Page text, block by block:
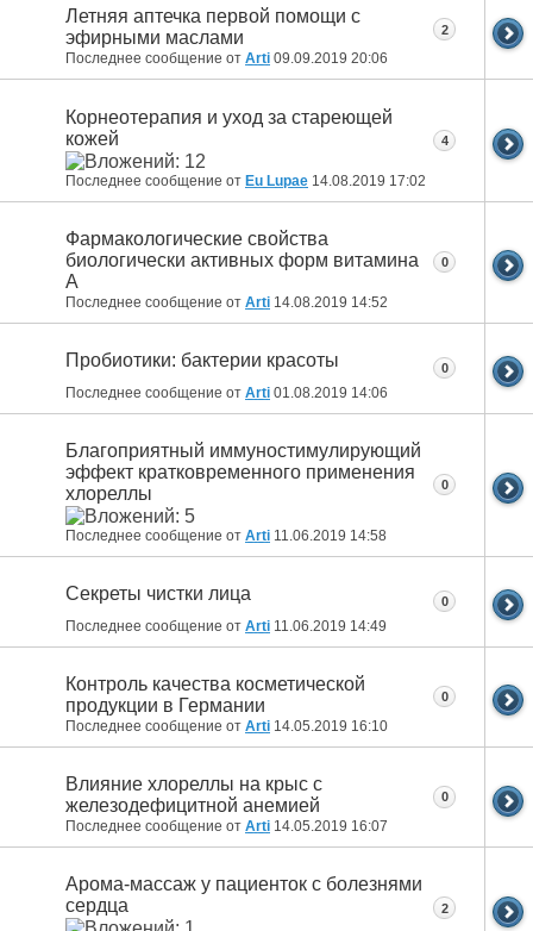
Летняя аптечка первой помощи с
эфирными маслами
Последнее сообщение от Arti 09.09.2019 20:06
2
Корнеотерапия и уход за стареющей
кожей
Последнее сообщение от Eu Lupae 14.08.2019 17:02
4
Фармакологические свойства
биологически активных форм витамина
А
Последнее сообщение от Arti 14.08.2019 14:52
0
Пробиотики: бактерии красоты
Последнее сообщение от Arti 01.08.2019 14:06
0
Благоприятный иммуностимулирующий
эффект кратковременного применения
хлореллы
Последнее сообщение от Arti 11.06.2019 14:58
0
Секреты чистки лица
Последнее сообщение от Arti 11.06.2019 14:49
0
Контроль качества косметической
продукции в Германии
Последнее сообщение от Arti 14.05.2019 16:10
0
Влияние хлореллы на крыс с
железодефицитной анемией
Последнее сообщение от Arti 14.05.2019 16:07
0
Арома-массаж у пациенток с болезнями
сердца
2